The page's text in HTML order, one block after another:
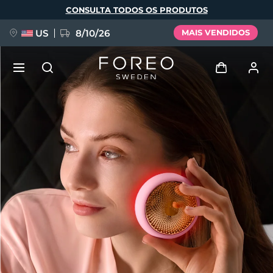
principal
CONSULTA TODOS OS PRODUTOS
US 8/10/26 MAIS VENDIDOS
Entrar
Perfil de usuário
Meus aparelhos
Meus pedidos
Meus endereços
As minhas subscrições
NOVIDADE
FAQ™ Pure Beauty-Tech Elixir
BREAKING NEWS
issa™ Teeth Whitening Set
Idioma
Deutsch
Español
Français
Italiano
Português
Polski
Svenska
Русский
Türkçe
简体中文 繁體中文